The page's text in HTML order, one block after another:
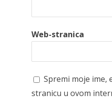
Web-stranica
Spremi moje ime,
stranicu u ovom